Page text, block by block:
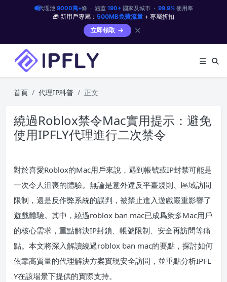
代理池 9000萬+條 · 涵蓋 190+國家及城市 · 99.9%使用率
🎁 新用戶專屬： 500MB免費流量 + 專屬折扣
立即領取
✕
首頁 代理IP科普 正文
繞過Roblox禁令Mac實用提示：避免
使用IPFLY代理進行二次禁令
對於喜愛Roblox的Mac用戶來說，遇到帳號或IP封禁可能是
一次令人沮喪的體驗。無論是意外違反平臺規則、區域訪問
限制，還是反作弊系統的誤判，被禁止進入遊戲嚴重影響了
遊戲體驗。其中，繞過roblox ban mac已成爲衆多Mac用戶
的核心需求，重點解決IP封鎖、帳號限制、安全再訪問等痛
點。本文將深入解讀繞過roblox ban mac的要點，探討如何
依靠高質量的代理解決方案實現安全訪問，並重點分析IPFL
Y在該場景下提供的實際支持。